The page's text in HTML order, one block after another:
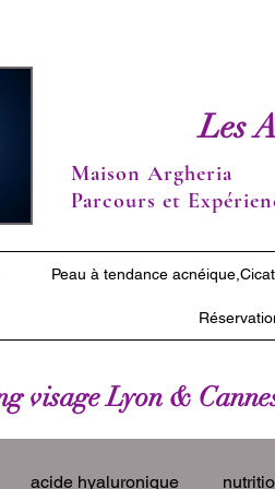
Les
Maison Argheria
Parcours et
Peau à tendance
visage Lyon &
acide hyaluronique